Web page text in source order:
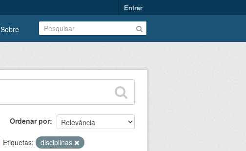
Entrar
Sobre
Ordenar por
Etiquetas: disciplinas